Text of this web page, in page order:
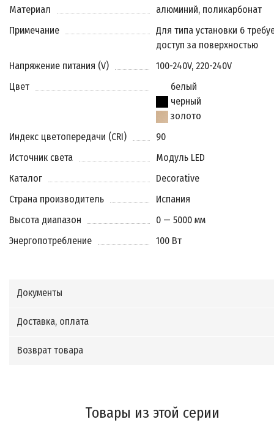
Материал
алюминий, поликарбонат
Примечание
Для типа установки 6
доступ за поверхностью
Напряжение питания (V)
100-240V, 220-240V
Цвет
белый
черный
золото
Индекс цветопередачи (CRI)
90
Источник света
Модуль LED
Каталог
Decorative
Страна производитель
Испания
Высота диапазон
0 — 5000 мм
Энергопотребление
100 Вт
Документы
Доставка, оплата
Возврат товара
Товары из этой серии